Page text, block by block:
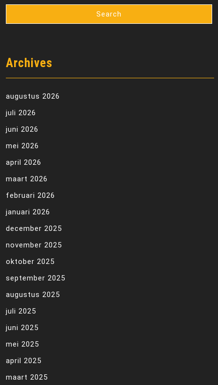
Archives
augustus 2026
juli 2026
juni 2026
mei 2026
april 2026
maart 2026
februari 2026
januari 2026
december 2025
november 2025
oktober 2025
september 2025
augustus 2025
juli 2025
juni 2025
mei 2025
april 2025
maart 2025